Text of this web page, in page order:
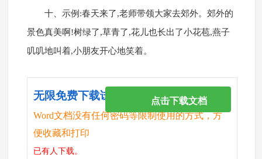
十、示例:春天来了,老师带领大家去郊外。郊外的
景色真美啊!树绿了,草青了,花儿也长出了小花苞,燕子
叽叽地叫着,小朋友开心地笑着。
无限免费下载试卷
Word文档没有任何密码等限制使用的方式，方
便收藏和打印
已有人下载。
点击下载文档